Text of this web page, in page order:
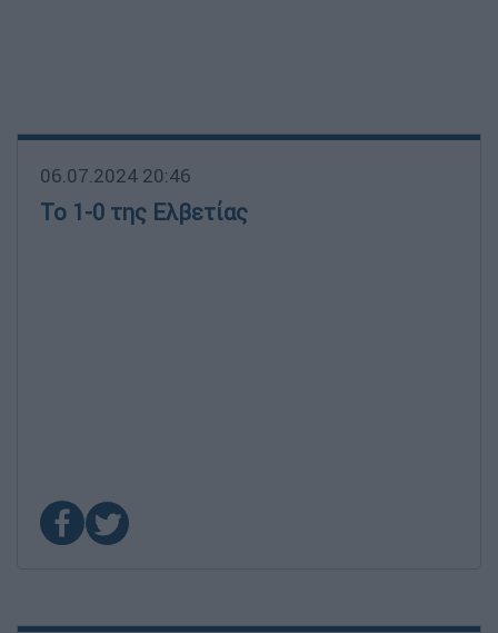
06.07.2024 20:46
Το 1-0 της Ελβετίας